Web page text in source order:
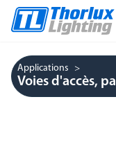
Applications
Voies d'accès,